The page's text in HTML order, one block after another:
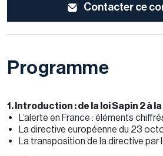
Contacter ce
Programme
1. Introduction : de la loi Sapin 2 à
L’alerte en France : éléments
La directive européenne du 23
La transposition de la directive par